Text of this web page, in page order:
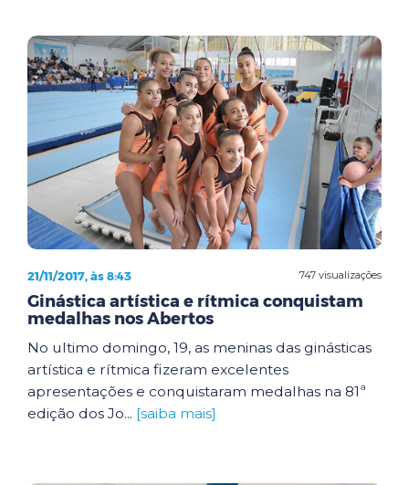
747 visualizações
21/11/2017, às 8:43
Ginástica artística e rítmica conquistam
medalhas nos Abertos
No ultimo domingo, 19, as meninas das ginásticas
artística e rítmica fizeram excelentes
apresentações e conquistaram medalhas na 81ª
edição dos Jo... [saiba mais]